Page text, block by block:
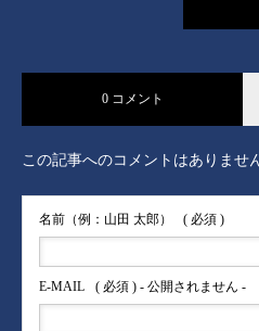
0 コメント
この記事へのコメントはありませ
名前（例：山田 太郎） ( 必須 )
E-MAIL ( 必須 ) - 公開されません -